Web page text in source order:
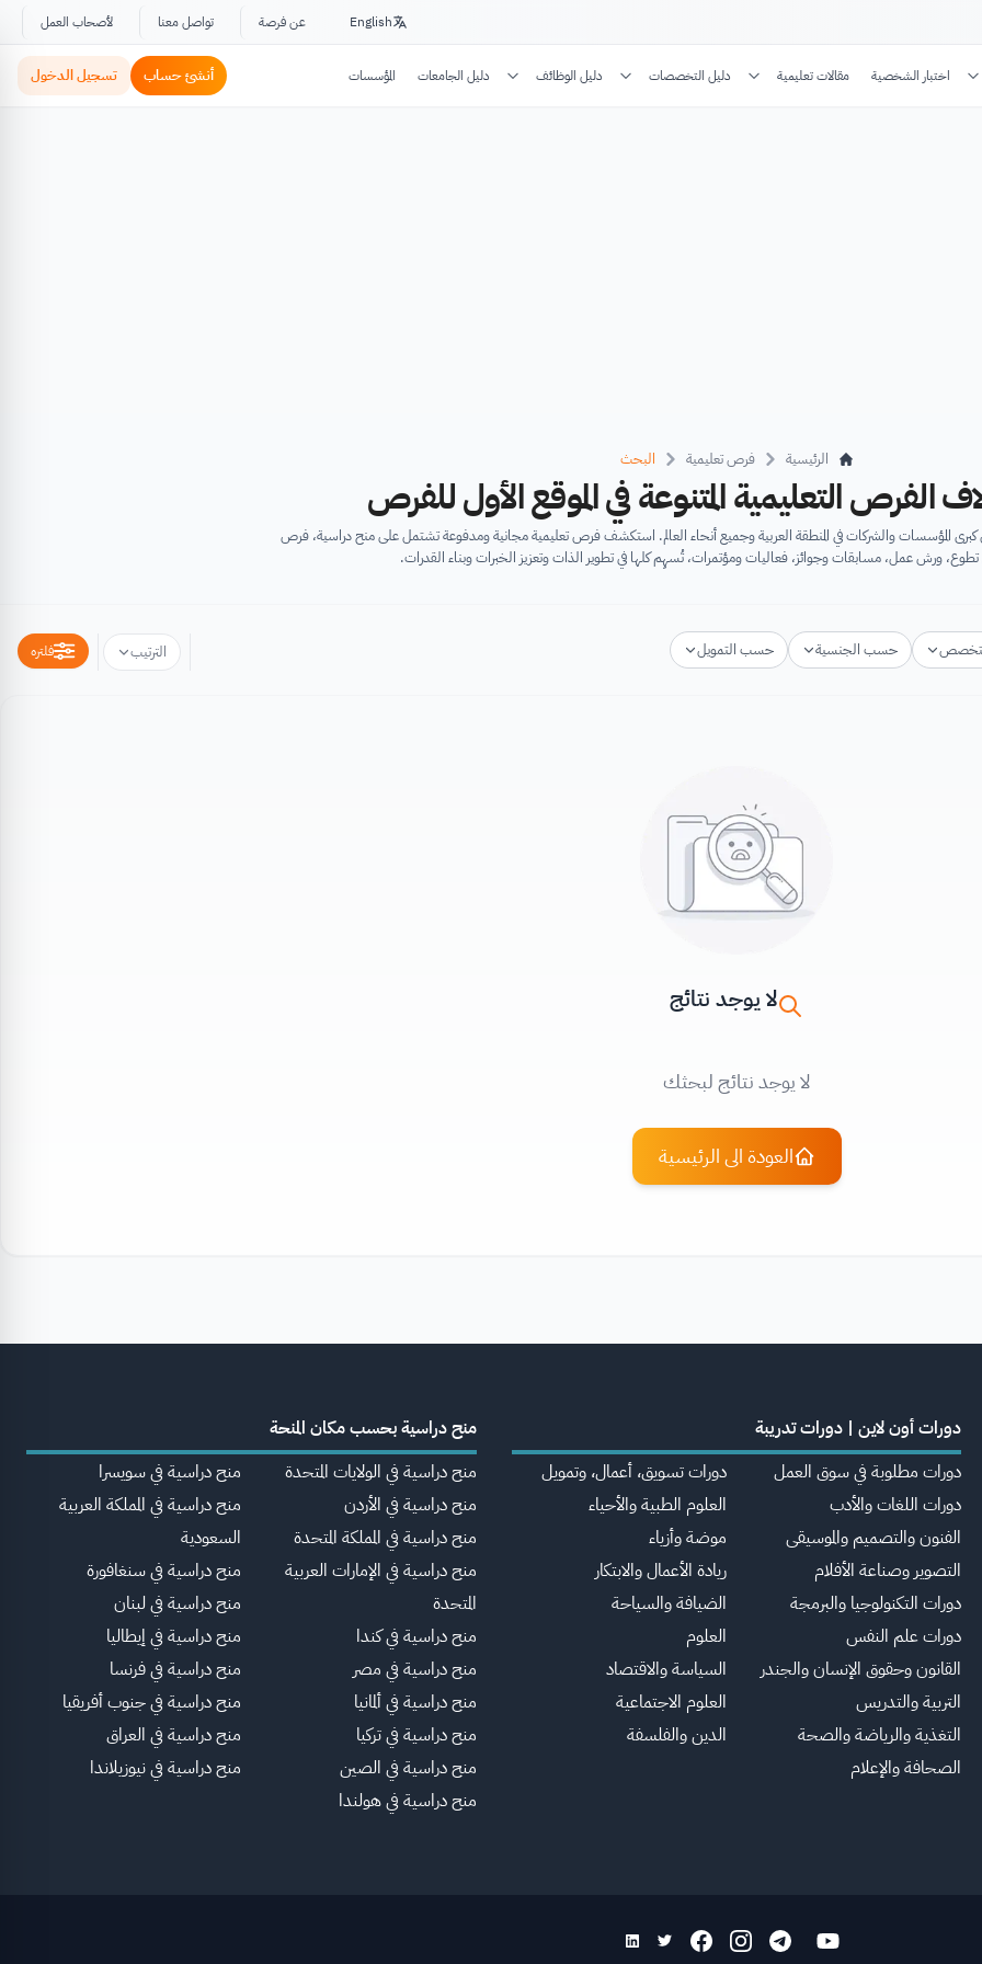
English عن فرصة تواصل معنا لأصحاب العمل
اختبار الشخصية مقالات تعليمية دليل التخصصات دليل الوظائف دليل الجامعات المؤسسات أنشئ حساب تسجيل الدخول
الرئيسية فرص تعليمية البحث
الفرص التعليمية المتنوعة في الموقع الأول للفرص
المؤسسات والشركات في المنطقة العربية وجميع أنحاء العالم. استكشف فرص تعليمية مجانية ومدفوعة تشتمل على منح دراسية، فرص
ورش عمل، مسابقات وجوائز، فعاليات ومؤتمرات، تُسهِم كلها في تطوير الذات وتعزيز الخبرات وبناء القدرات.
حسب الجنسية حسب التمويل الترتيب فلتره
لا يوجد نتائج
لا يوجد نتائج لبحثك
العودة الى الرئيسية
دورات أون لاين | دورات تدريبة
دورات مطلوبة في سوق العمل
دورات اللغات والأدب
الفنون والتصميم والموسيقى
التصوير وصناعة الأفلام
دورات التكنولوجيا والبرمجة
دورات علم النفس
القانون وحقوق الإنسان والجندر
التربية والتدريس
التغذية والرياضة والصحة
الصحافة والإعلام
دورات تسويق، أعمال، وتمويل
العلوم الطبية والأحياء
موضة وأزياء
ريادة الأعمال والابتكار
الضيافة والسياحة
العلوم
السياسة والاقتصاد
العلوم الاجتماعية
الدين والفلسفة
منح دراسية بحسب مكان المنحة
منح دراسية في الولايات المتحدة
منح دراسية في الأردن
منح دراسية في المملكة المتحدة
منح دراسية في الإمارات العربية
المتحدة
منح دراسية في كندا
منح دراسية في مصر
منح دراسية في ألمانيا
منح دراسية في تركيا
منح دراسية في الصين
منح دراسية في هولندا
منح دراسية في سويسرا
منح دراسية في المملكة العربية
السعودية
منح دراسية في سنغافورة
منح دراسية في لبنان
منح دراسية في إيطاليا
منح دراسية في فرنسا
منح دراسية في جنوب أفريقيا
منح دراسية في العراق
منح دراسية في نيوزيلاندا